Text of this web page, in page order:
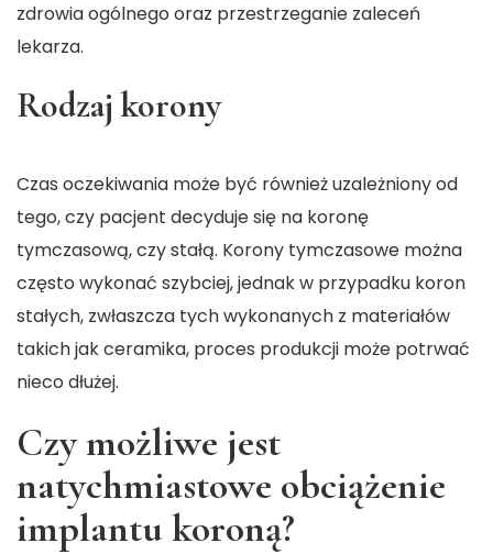
zdrowia ogólnego oraz przestrzeganie zaleceń
lekarza.
Rodzaj korony
Czas oczekiwania może być również uzależniony od
tego, czy pacjent decyduje się na koronę
tymczasową, czy stałą. Korony tymczasowe można
często wykonać szybciej, jednak w przypadku koron
stałych, zwłaszcza tych wykonanych z materiałów
takich jak ceramika, proces produkcji może potrwać
nieco dłużej.
Czy możliwe jest
natychmiastowe obciążenie
implantu koroną?